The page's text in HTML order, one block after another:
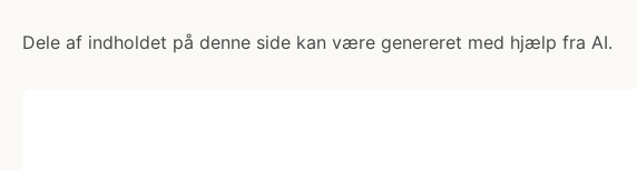
Dele af indholdet på denne side kan være genereret med hjælp fra AI.